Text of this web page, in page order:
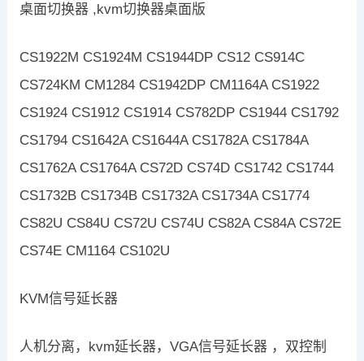
桌面切换器 ,kvm切换器桌面版
CS1922M CS1924M CS1944DP CS12 CS914C
CS724KM CM1284 CS1942DP CM1164A CS1922
CS1924 CS1912 CS1914 CS782DP CS1944 CS1792
CS1794 CS1642A CS1644A CS1782A CS1784A
CS1762A CS1764A CS72D CS74D CS1742 CS1744
CS1732B CS1734B CS1732A CS1734A CS1774
CS82U CS84U CS72U CS74U CS82A CS84A CS72E
CS74E CM1164 CS102U
KVM信号延长器
人机分离，kvm延长器，VGA信号延长器 ，双控制